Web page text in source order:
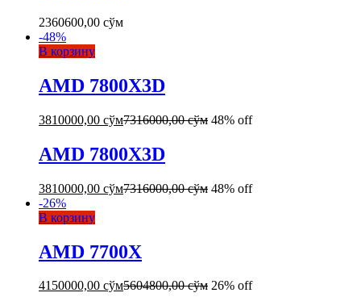
2360600,00 сўм
-48%
В корзину
AMD 7800X3D
3810000,00 сўм7316000,00сўм 48% off
AMD 7800X3D
3810000,00 сўм7316000,00сўм 48% off
-26%
В корзину
AMD 7700X
4150000,00 сўм5604800,00сўм 26% off